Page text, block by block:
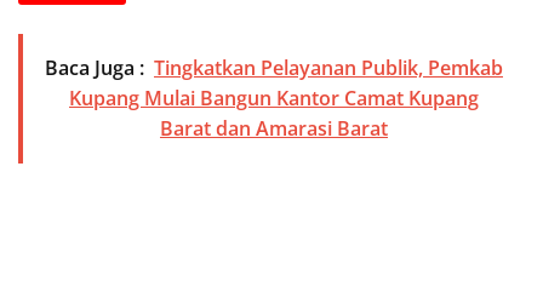
Baca Juga : Tingkatkan Pelayanan Publik, Pemkab
Kupang Mulai Bangun Kantor Camat Kupang
Barat dan Amarasi Barat